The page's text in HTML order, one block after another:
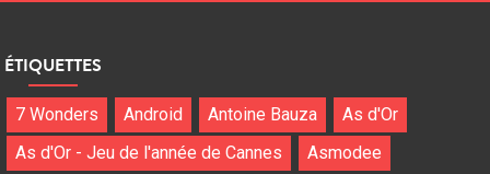
ÉTIQUETTES
7 Wonders Android Antoine Bauza
As d'Or
As d'Or - Jeu de l'année de Cannes
Asmodee